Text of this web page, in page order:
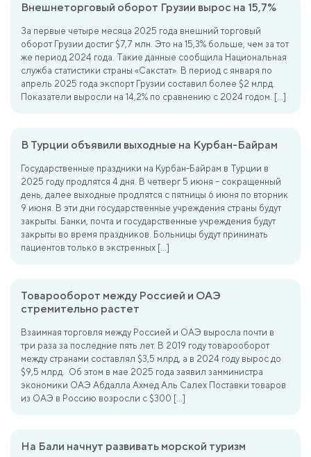
Внешнеторговый оборот Грузии вырос на 15,7%
За первые четыре месяца 2025 года внешний торговый
оборот Грузии достиг $7,7 млн. Это на 15,3% больше, чем за тот
же период 2024 года. Такие данные сообщила Национальная
служба статистики страны «Сакстат». В период с января по
апрель 2025 года экспорт Грузии составил более $2 млрд.
Показатели выросли на 14,2% по сравнению с 2024 годом. […]
В Турции объявили выходные на Курбан-Байрам
Государственные праздники на Курбан-Байрам в Турции в
2025 году продлятся 4 дня. В четверг 5 июня – сокращенный
день, далее выходные продлятся с пятницы 6 июня по вторник
9 июня. В эти дни государственные учреждения страны будут
закрыты. Банки, почта и государственные учреждения будут
закрыты во время праздников. Больницы будут принимать
пациентов только в экстренных […]
Товарооборот между Россией и ОАЭ
стремительно растет
Взаимная торговля между Россией и ОАЭ выросла почти в
три раза за последние пять лет. В 2019 году товарооборот
между странами составлял $3,5 млрд, а в 2024 году вырос до
$9,5 млрд. Об этом в мае 2025 года заявил замминистра
экономики ОАЭ Абдалла Ахмед Аль Салех Поставки товаров
из ОАЭ в Россию возросли с $300 […]
На Бали начнут развивать морской туризм